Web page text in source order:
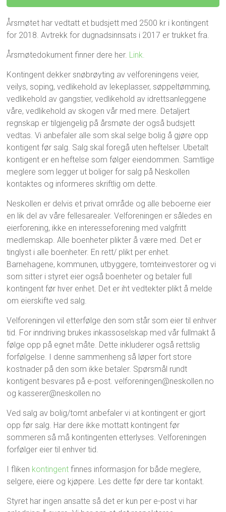
Årsmøtet har vedtatt et budsjett med 2500 kr i kontingent
for 2018. Avtrekk for dugnadsinnsats i 2017 er trukket fra.
Årsmøtedokument finner dere her. Link.
Kontingent dekker snøbrøyting av velforeningens veier,
veilys, soping, vedlikehold av lekeplasser, søppeltømming,
vedlikehold av gangstier, vedlikehold av idrettsanleggene
våre, vedlikehold av skogen vår med mere. Detaljert
regnskap er tilgjengelig på årsmøte der også budsjett
vedtas. Vi anbefaler alle som skal selge bolig å gjøre opp
kontigent før salg. Salg skal foregå uten heftelser. Ubetalt
kontigent er en heftelse som følger eiendommen. Samtlige
meglere som legger ut boliger for salg på Neskollen
kontaktes og informeres skriftlig om dette.
Neskollen er delvis et privat område og alle beboerne eier
en lik del av våre fellesarealer. Velforeningen er således en
eierforening, ikke en interesseforening med valgfritt
medlemskap. Alle boenheter plikter å være med. Det er
tinglyst i alle boenheter. En rett/ plikt per enhet.
Barnehagene, kommunen, utbyggere, tomteinvestorer og vi
som sitter i styret eier også boenheter og betaler full
kontingent før hver enhet. Det er iht vedtekter plikt å melde
om eierskifte ved salg.
Velforeningen vil etterfølge den som står som eier til enhver
tid. For inndriving brukes inkassoselskap med vår fullmakt å
følge opp på egnet måte. Dette inkluderer også rettslig
forfølgelse. I denne sammenheng så løper fort store
kostnader på den som ikke betaler. Spørsmål rundt
kontigent besvares på e-post. velforeningen@neskollen.no
og kasserer@neskollen.no
Ved salg av bolig/tomt anbefaler vi at kontingent er gjort
opp før salg. Har dere ikke mottatt kontingent før
sommeren så må kontingenten etterlyses. Velforeningen
forfølger eier til enhver tid.
I fliken kontingent finnes informasjon for både meglere,
selgere, eiere og kjøpere. Les dette før dere tar kontakt.
Styret har ingen ansatte så det er kun per e-post vi har